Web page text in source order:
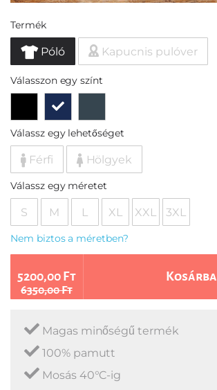
Termék
Póló Kapucnis pulóver
Válasszon egy színt
Válassz egy lehetőséget
Férfi Hölgyek
Válassz egy méretet
S M L XL XXL 3XL
Nem biztos a méretben?
5200,00 Ft
6350,00 Ft
Kosárba
Magas minőségű termék
100% pamutt
Mosás 40°C-ig